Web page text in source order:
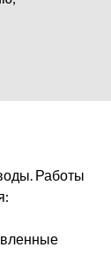
Работы